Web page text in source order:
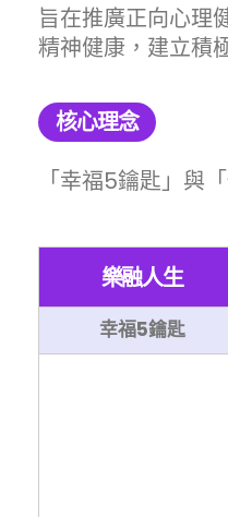
旨在推廣正向心理
精神健康，建立積
核心理念
「幸福5鑰匙」與
樂融人生
幸福5鑰匙